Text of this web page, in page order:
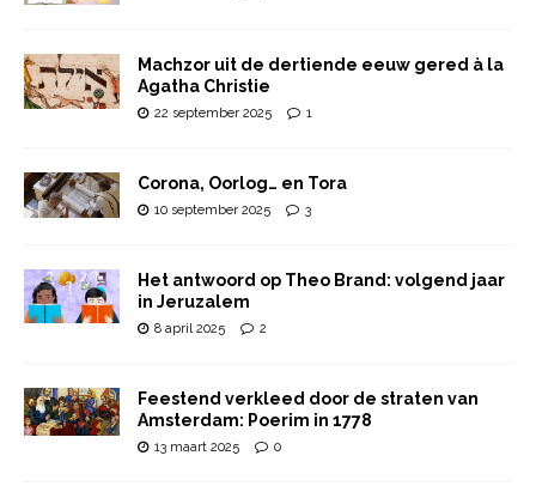
Machzor uit de dertiende eeuw gered à la
Agatha Christie
22 september 2025 1
Corona, Oorlog… en Tora
10 september 2025 3
Het antwoord op Theo Brand: volgend jaar
in Jeruzalem
8 april 2025 2
Feestend verkleed door de straten van
Amsterdam: Poerim in 1778
13 maart 2025 0